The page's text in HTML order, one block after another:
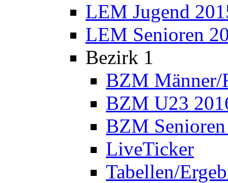
LEM Jugend
LEM Senioren
Bezirk 1
BZM Männer/
BZM U23
BZM
LiveTicker
Tabellen/